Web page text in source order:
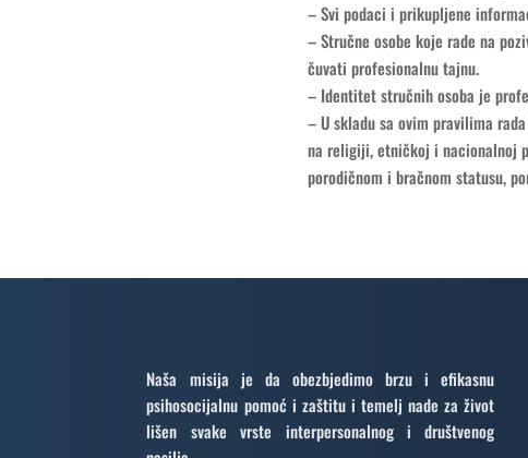
– Svi podaci i prikupljene
– Stručne osobe koje rade na
čuvati profesionalnu tajnu.
– Identitet stručnih osoba je
– U skladu sa ovim pravilima
na religiji, etničkoj i nacionalnoj
porodičnom i bračnom statusu,
Naša misija je da obezbjedimo brzu i efikasnu
psihosocijalnu pomoć i zaštitu i temelj nade za život
lišen svake vrste interpersonalnog i društvenog